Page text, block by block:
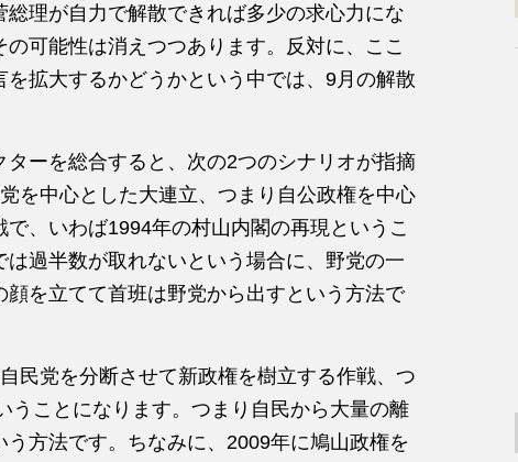
理が自力で解散できれば多少の求心力にな
可能性は消えつつあります。反対に、ここ
拡大するかどうかという中では、9月の解散
ーを総合すると、次の2つのシナリオが指摘
を中心とした大連立、つまり自公政権を中心
、いわば1994年の村山内閣の再現というこ
過半数が取れないという場合に、野党の一
を立てて首班は野党から出すという方法で
民党を分断させて新政権を樹立する作戦、つ
うことになります。つまり自民から大量の離
方法です。ちなみに、2009年に鳩山政権を